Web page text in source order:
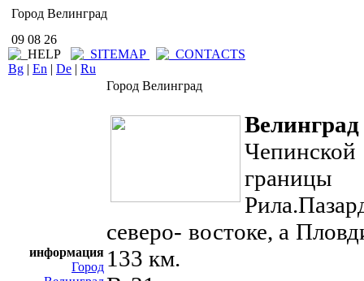
Город Велинград
09 08 26
Bg | En | De | Ru
информация
Город
Город Велинград
Велинград
северо- востоке, а
133 км.